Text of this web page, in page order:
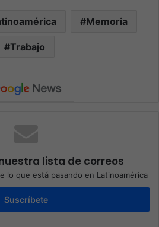
Memoria
Trabajo
lista de correos
lo que está pasando en Latinoamérica
Suscríbete